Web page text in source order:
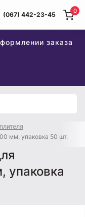
(067) 442-23-45
заказа
0
мм, упаковка 50 шт.
упаковка